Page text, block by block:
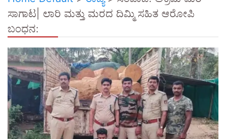
ಸಾಗಾಟ| ಲಾರಿ ಮತ್ತು ಮರದ ದಿಮ್ಮಿ ಸಹಿತ ಆರೋಪಿ
ಬಂಧನ: